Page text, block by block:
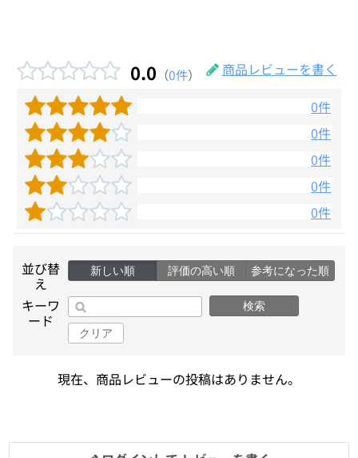
0.0 （0件）
商品レビューを書く
0件
0件
0件
0件
0件
並び替
え
新しい順 評価の高い順 参考になった順
キーワ
ード
検索
クリア
現在、商品レビューの投稿はありません。